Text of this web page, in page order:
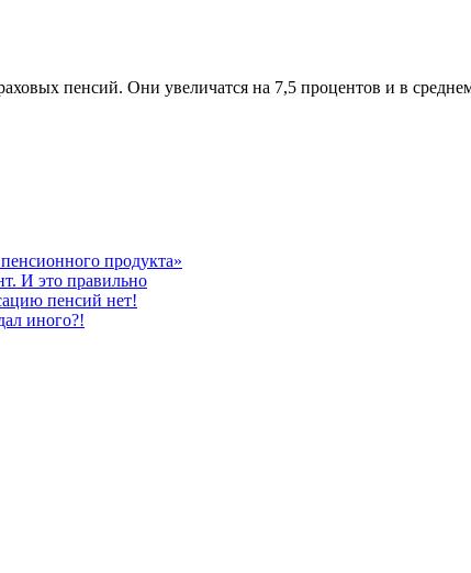
пенсий. Они увеличатся на 7,5 процентов и в
продукта»
И это правильно
пенсий нет!
иного?!